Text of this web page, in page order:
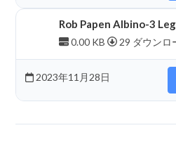
Rob Papen Albino-3
0.00 KB 29 ダウンロ
2023年11月28日